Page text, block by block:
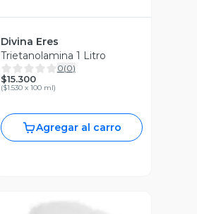
Divina Eres
Trietanolamina 1 Litro
0(0)
$15.300
($1.530 x 100 ml)
Agregar al carro